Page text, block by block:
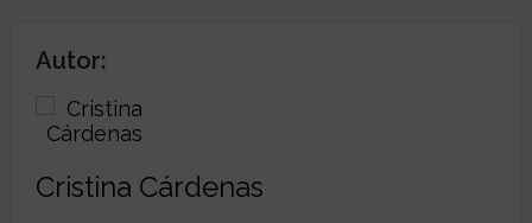
Autor:
Cristina Cárdenas